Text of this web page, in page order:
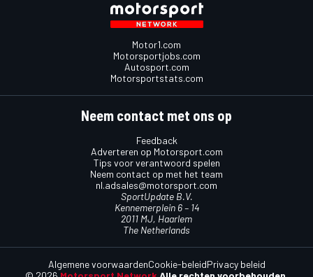
Motor1.com
Motorsportjobs.com
Autosport.com
Motorsportstats.com
Neem contact met ons op
Feedback
Adverteren op Motorsport.com
Tips voor verantwoord spelen
Neem contact op met het team
nl.adsales@motorsport.com
SportUpdate B.V.
Kennemerplein 6 – 14
2011 MJ, Haarlem
The Netherlands
Algemene voorwaardenCookie-beleidPrivacy beleid